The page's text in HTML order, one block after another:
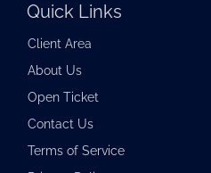
Quick Links
Client Area
About Us
Open Ticket
Contact Us
Terms of Service